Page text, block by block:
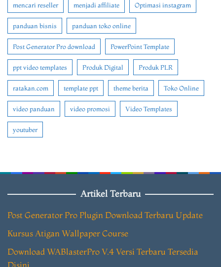
mencari reseller menjadi affiliate Optimasi instagram
panduan bisnis panduan toko online
Post Generator Pro download PowerPoint Template
ppt video templates Produk Digital Produk PLR
ratakan.com template ppt theme berita Toko Online
video panduan video promosi Video Templates
youtuber
Artikel Terbaru
Post Generator Pro Plugin Download Terbaru Update
Kursus Atigan Wallpaper Course
Download WABlasterPro V.4 Versi Terbaru Tersedia
Disini